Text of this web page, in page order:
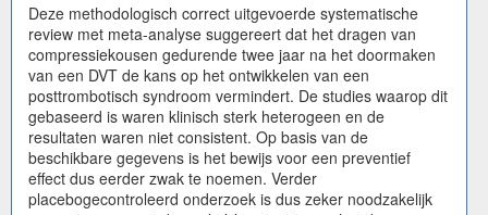
Deze methodologisch correct uitgevoerde systematische
review met meta-analyse suggereert dat het dragen van
compressiekousen gedurende twee jaar na het doormaken
van een DVT de kans op het ontwikkelen van een
posttrombotisch syndroom vermindert. De studies waarop dit
gebaseerd is waren klinisch sterk heterogeen en de
resultaten waren niet consistent. Op basis van de
beschikbare gegevens is het bewijs voor een preventief
effect dus eerder zwak te noemen. Verder
placebogecontroleerd onderzoek is dus zeker noodzakelijk